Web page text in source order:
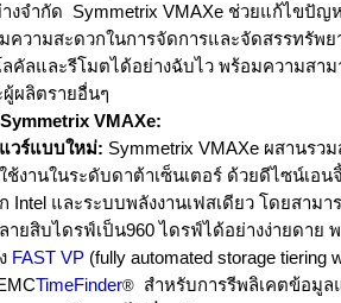
งจำกัด Symmetrix VMAXe ช่วยแก้ไขปัญ
ความสะดวกในการจัดการและจัดสรรทรัพย
คัลและรีโมตได้อย่างฉับไว พร้อมความสาม
ผู้ผลิตรายอื่นๆ
Symmetrix VMAXe:
วร์แบบใหม่: Symmetrix VMAXe ผสานรว
ช้งานในระดับดาต้าเซ็นเตอร์ ด้วยดีไซน์เอน
Intel และระบบพลังงานเฟสเดียว โดยสามา
ายสิบไดรฟ์เป็น960ไดรฟ์ได้อย่างง่ายดาย
FAST VP (fully automated storage tiering
TimeFinder® สำหรับการรีพลิเคตข้อมูล